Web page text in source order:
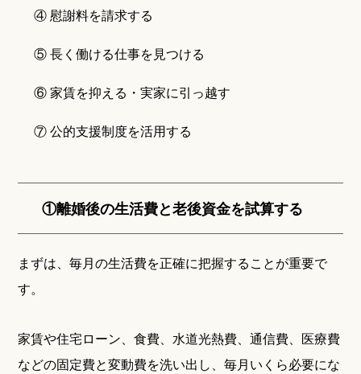
④ 慰謝料を請求する
⑤ 長く働ける仕事を見つける
⑥ 家賃を抑える・実家に引っ越す
⑦ 公的支援制度を活用する
①離婚後の生活費と老後資金を試算する
まずは、毎月の生活費を正確に把握することが重要で
す。
家賃や住宅ローン、食費、水道光熱費、通信費、医療費
などの固定費と変動費を洗い出し、毎月いくら必要にな